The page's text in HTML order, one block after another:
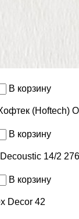
В корзину
В корзину
14/2
В корзину
Decor 42